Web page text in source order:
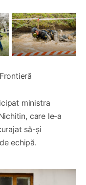
ministra
care le-a
să-și
echipă.